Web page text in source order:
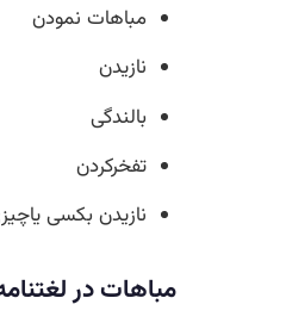
مباهات نمودن
نازیدن
بالندگی
تفخرکردن
نازیدن بکسی
مباهات در